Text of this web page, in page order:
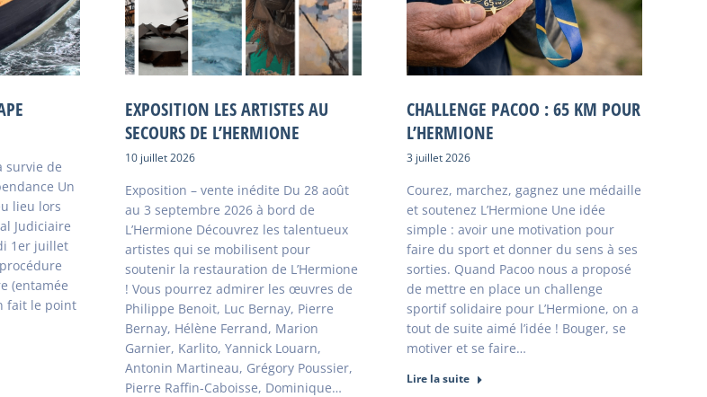
survie de
Un
lieu lors
Judiciaire
1er juillet
(entamée
fait le point
EXPOSITION LES ARTISTES AU
SECOURS DE L’HERMIONE
10 juillet 2026
Exposition – vente inédite Du 28 août
au 3 septembre 2026 à bord de
L’Hermione Découvrez les talentueux
artistes qui se mobilisent pour
soutenir la restauration de L’Hermione
! Vous pourrez admirer les œuvres de
Philippe Benoit, Luc Bernay, Pierre
Bernay, Hélène Ferrand, Marion
Garnier, Karlito, Yannick Louarn,
Antonin Martineau, Grégory Poussier,
Pierre Raffin-Caboisse, Dominique…
CHALLENGE PACOO : 65 KM POUR
L’HERMIONE
3 juillet 2026
Courez, marchez, gagnez une médaille
et soutenez L’Hermione Une idée
simple : avoir une motivation pour
faire du sport et donner du sens à ses
sorties. Quand Pacoo nous a proposé
de mettre en place un challenge
sportif solidaire pour L’Hermione, on a
tout de suite aimé l’idée ! Bouger, se
motiver et se faire…
Lire la suite